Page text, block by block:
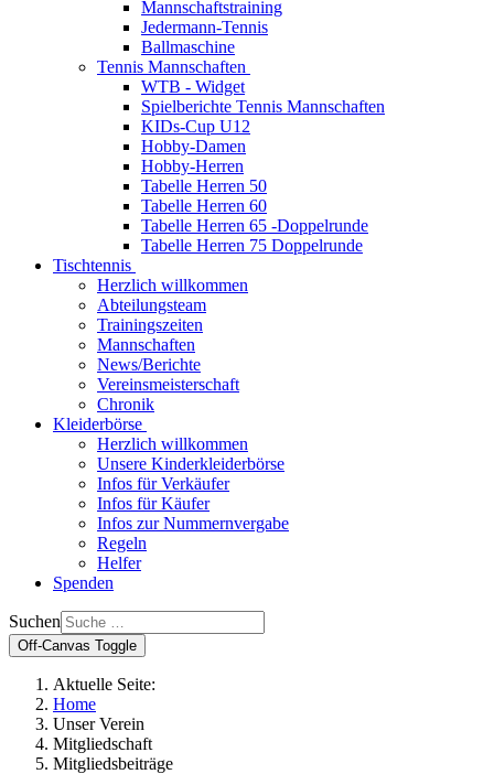
Mannschaftstraining
Jedermann-Tennis
Ballmaschine
Tennis Mannschaften
WTB - Widget
Spielberichte Tennis Mannschaften
KIDs-Cup U12
Hobby-Damen
Hobby-Herren
Tabelle Herren 50
Tabelle Herren 60
Tabelle Herren 65 -Doppelrunde
Tabelle Herren 75 Doppelrunde
Tischtennis
Herzlich willkommen
Abteilungsteam
Trainingszeiten
Mannschaften
News/Berichte
Vereinsmeisterschaft
Chronik
Kleiderbörse
Herzlich willkommen
Unsere Kinderkleiderbörse
Infos für Verkäufer
Infos für Käufer
Infos zur Nummernvergabe
Regeln
Helfer
Spenden
Suchen
Off-Canvas Toggle
Aktuelle Seite:
Home
Unser Verein
Mitgliedschaft
Mitgliedsbeiträge